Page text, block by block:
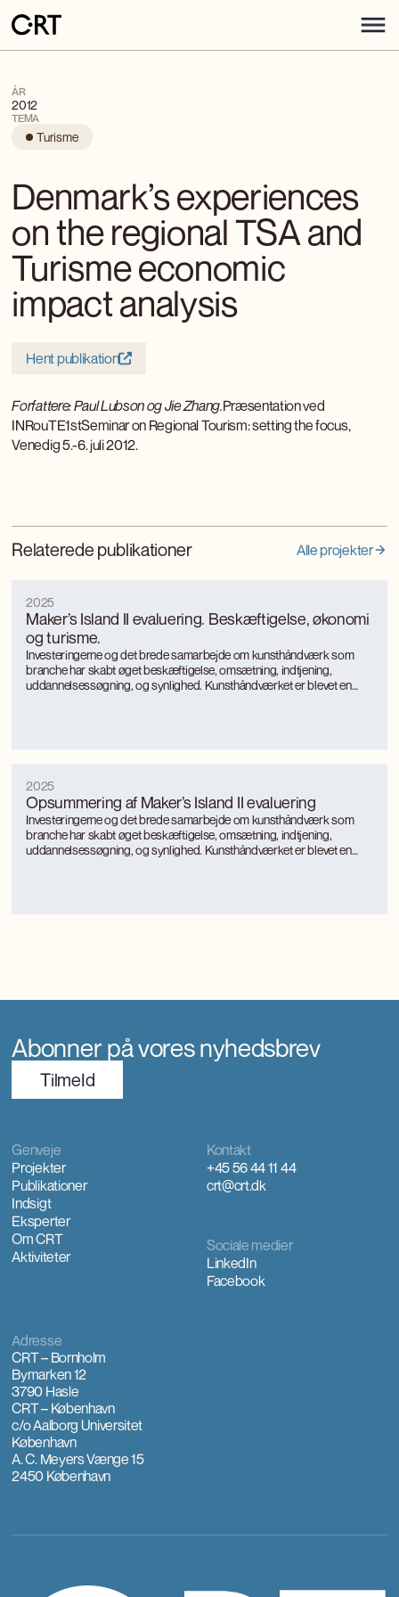
ÅR
2012
TEMA
Turisme
Denmark’s experiences
on the regional TSA and
Turisme economic
impact analysis
Hent publikation
Forfattere: Paul Lubson og Jie Zhang.Præsentation ved
INRouTE1stSeminar on Regional Tourism: setting the focus,
Venedig 5.-6. juli 2012.
Relaterede publikationer Alle projekter
Maker’s Island II evaluering. Beskæftigelse, økonomi
og turisme.
2025
Investeringerne og det brede samarbejde om kunsthåndværk som
branche har skabt øget beskæftigelse, omsætning, indtjening,
uddannelsessøgning, og synlighed. Kunsthåndværket er blevet en
Opsummering af Maker’s Island II evaluering
2025
Investeringerne og det brede samarbejde om kunsthåndværk som
branche har skabt øget beskæftigelse, omsætning, indtjening,
uddannelsessøgning, og synlighed. Kunsthåndværket er blevet en
Abonner på vores nyhedsbrev
TilmeId
Kontakt
+45 56 44 11 44
crt@crt.dk
Genveje
Projekter
Publikationer
Indsigt
Eksperter
Om CRT
Aktiviteter
Sociale medier
LinkedIn
Facebook
Adresse
CRT – Bornholm
Bymarken 12
3790 Hasle
CRT – København
c/o Aalborg Universitet
København
A. C. Meyers Vænge 15
2450 København